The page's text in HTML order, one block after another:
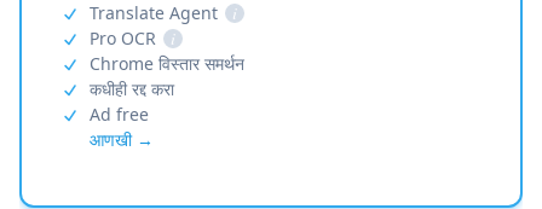
Translate Agent
i
Pro OCR
i
Chrome विस्तार समर्थन
कधीही रद्द करा
Ad free
आणखी →